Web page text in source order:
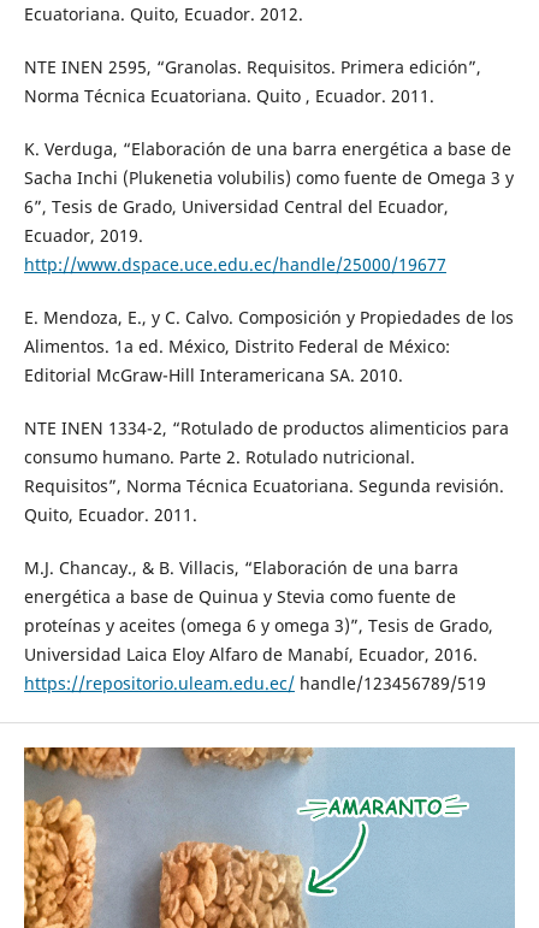
Ecuatoriana. Quito, Ecuador. 2012.
NTE INEN 2595, “Granolas. Requisitos. Primera edición”,
Norma Técnica Ecuatoriana. Quito , Ecuador. 2011.
K. Verduga, “Elaboración de una barra energética a base de
Sacha Inchi (Plukenetia volubilis) como fuente de Omega 3 y
6”, Tesis de Grado, Universidad Central del Ecuador,
Ecuador, 2019.
http://www.dspace.uce.edu.ec/handle/25000/19677
E. Mendoza, E., y C. Calvo. Composición y Propiedades de los
Alimentos. 1a ed. México, Distrito Federal de México:
Editorial McGraw-Hill Interamericana SA. 2010.
NTE INEN 1334-2, “Rotulado de productos alimenticios para
consumo humano. Parte 2. Rotulado nutricional.
Requisitos”, Norma Técnica Ecuatoriana. Segunda revisión.
Quito, Ecuador. 2011.
M.J. Chancay., & B. Villacis, “Elaboración de una barra
energética a base de Quinua y Stevia como fuente de
proteínas y aceites (omega 6 y omega 3)”, Tesis de Grado,
Universidad Laica Eloy Alfaro de Manabí, Ecuador, 2016.
https://repositorio.uleam.edu.ec/handle/123456789/519